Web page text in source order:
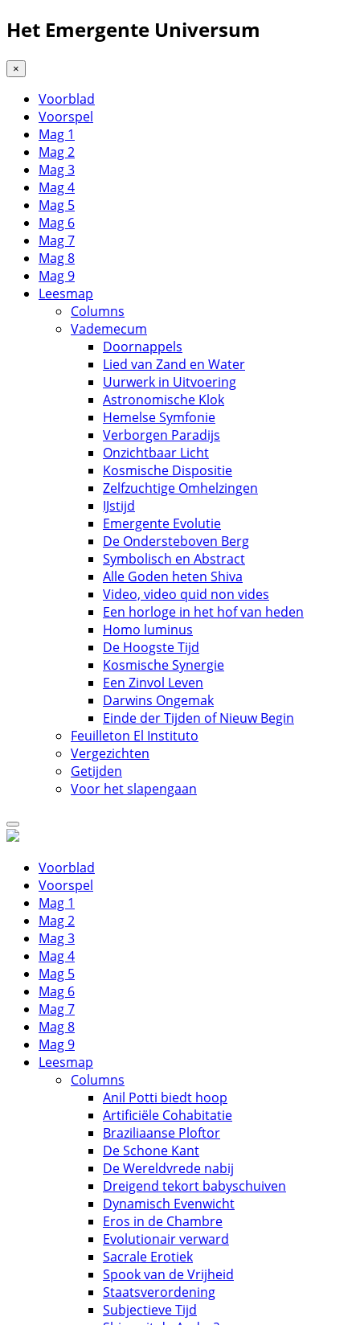
Het Emergente Universum
×
Voorblad
Voorspel
Mag 1
Mag 2
Mag 3
Mag 4
Mag 5
Mag 6
Mag 7
Mag 8
Mag 9
Leesmap
Columns
Vademecum
Doornappels
Lied van Zand en Water
Uurwerk in Uitvoering
Astronomische Klok
Hemelse Symfonie
Verborgen Paradijs
Onzichtbaar Licht
Kosmische Dispositie
Zelfzuchtige Omhelzingen
IJstijd
Emergente Evolutie
De Ondersteboven Berg
Symbolisch en Abstract
Alle Goden heten Shiva
Video, video quid non vides
Een horloge in het hof van heden
Homo luminus
De Hoogste Tijd
Kosmische Synergie
Een Zinvol Leven
Darwins Ongemak
Einde der Tijden of Nieuw Begin
Feuilleton El Instituto
Vergezichten
Getijden
Voor het slapengaan
Voorblad
Voorspel
Mag 1
Mag 2
Mag 3
Mag 4
Mag 5
Mag 6
Mag 7
Mag 8
Mag 9
Leesmap
Columns
Anil Potti biedt hoop
Artificiële Cohabitatie
Braziliaanse Ploftor
De Schone Kant
De Wereldvrede nabij
Dreigend tekort babyschuiven
Dynamisch Evenwicht
Eros in de Chambre
Evolutionair verward
Sacrale Erotiek
Spook van de Vrijheid
Staatsverordening
Subjectieve Tijd